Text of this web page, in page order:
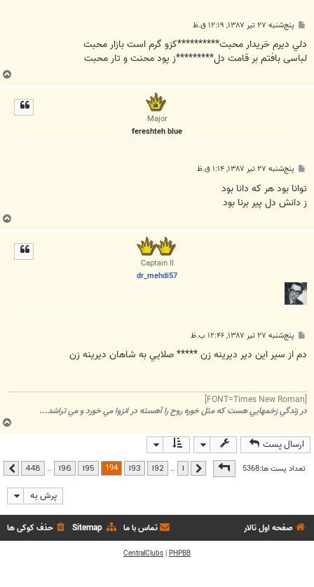
پ
ت
پنج‌شنبه ۲۷ تیر ۱۳۸۷, ۱۲:۱۹ ق.ظ
دلي ديرم خريدار محبت**********کزو گرم است بازار محبت
لباسی بافتم بر قامت دل*********ز پود محنت و تار محبت
ب
ا
Major
fereshteh blue
پ
ت
پنج‌شنبه ۲۷ تیر ۱۳۸۷, ۱:۱۴ ق.ظ
توانا بود هر که دانا بود
ز دانش دل پير برنا بود
ب
ا
Captain II
dr_mehdi57
پ
ت
پنج‌شنبه ۲۷ تیر ۱۳۸۷, ۱۲:۴۶ ب.ظ
دم از سير اين دير ديرينه زن ***** صلايي به شاهان ديرينه زن
در زندگي زخمهايي هست که مثل خوره روح را آهسته در انزوا مي خورد و مي تراشد...
ب
ا
ارسال پست
تعداد پست ها:5368
صفحه194از 448 قبلی …
192
193
194
195
196
…
448 بعدی
پرش به
صفحه اول تالار حذف کوکی ها Sitemap تماس با ما
PHPBB
|
CentralClubs